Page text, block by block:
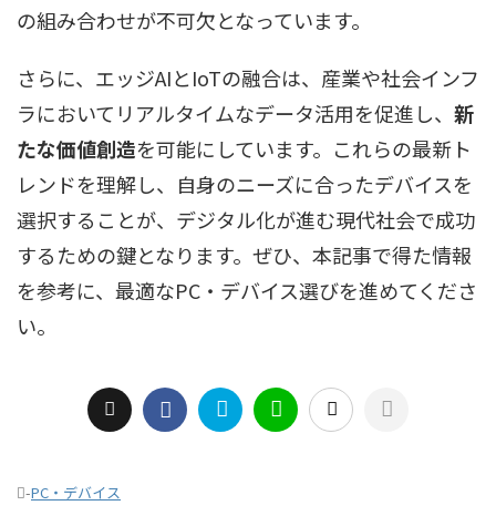
の組み合わせが不可欠となっています。
さらに、エッジAIとIoTの融合は、産業や社会インフ
ラにおいてリアルタイムなデータ活用を促進し、 新
たな価値創造を可能にしています。これらの最新ト
レンドを理解し、自身のニーズに合ったデバイスを
選択することが、デジタル化が進む現代社会で成功
するための鍵となります。ぜひ、本記事で得た情報
を参考に、最適なPC・デバイス選びを進めてくださ
い。
-PC・デバイス